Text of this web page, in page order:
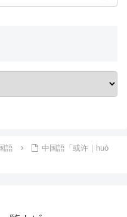
語
中国語「或许｜huò